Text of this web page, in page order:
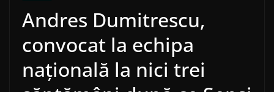
Andres Dumitrescu,
convocat la echipa
naţională la nici trei